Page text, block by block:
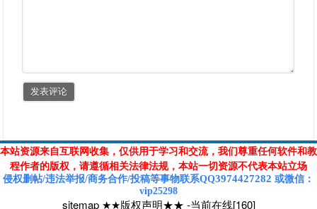
本站资源来自互联网收集，仅供用于学习和交流，我们尊重任何软件和教
程作者的版权，请遵循相关法律法规，本站一切资源不代表本站立场
侵权删帖/违法举报/商务合作/投稿等事物联系QQ3974427282 或微信 ：
vip25298
sitemap ★★版权声明★★ -当前在线[160]